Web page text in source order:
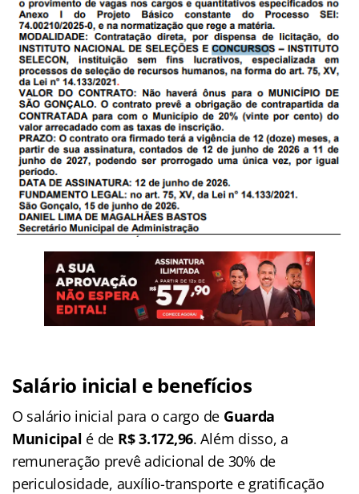
Salário inicial e benefícios
O salário inicial para o cargo de Guarda
Municipal é de R$ 3.172,96. Além disso, a
remuneração prevê adicional de 30% de
periculosidade, auxílio-transporte e gratificação